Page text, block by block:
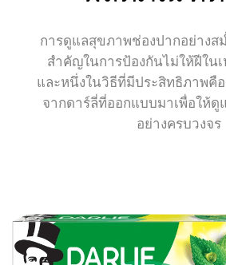
การดูแลสุขภาพช่องปากอย่างส
สำคัญในการป้องกันไม่ให้ฝีใน
และหนึ่งในวิธีที่มีประสิทธิภาพ
จากดาร์ลี่ที่ออกแบบมาเพื่อให้ดู
อย่างครบวงจร